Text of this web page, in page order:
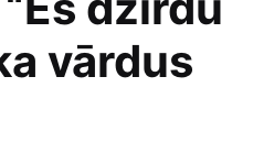
vārdus